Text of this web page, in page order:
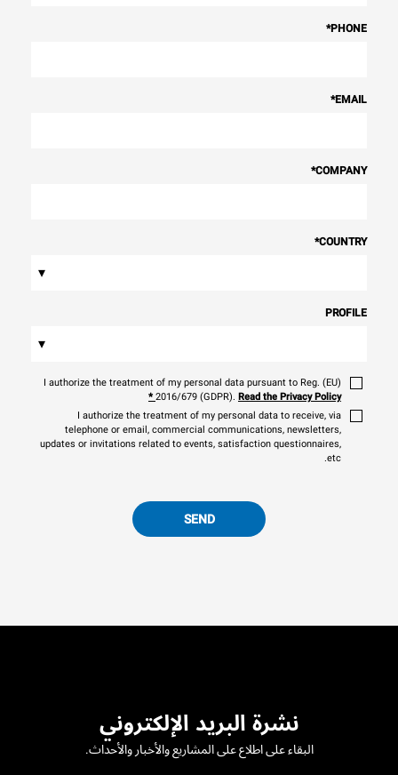
PHONE
*
EMAIL
*
COMPANY
*
COUNTRY
*
▾
PROFILE
▾
I authorize the treatment of my personal data pursuant to Reg. (EU)
2016/679 (GDPR). Read the Privacy Policy
*
I authorize the treatment of my personal data to receive, via
telephone or email, commercial communications, newsletters,
updates or invitations related to events, satisfaction questionnaires,
etc.
SEND
نشرة البريد الإلكتروني
البقاء على اطلاع على المشاريع والأخبار والأحداث.